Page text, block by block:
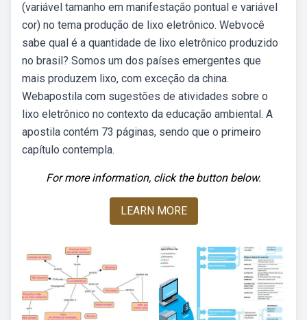
(variável tamanho em manifestação pontual e variável
cor) no tema produção de lixo eletrônico. Webvocê
sabe qual é a quantidade de lixo eletrônico produzido
no brasil? Somos um dos países emergentes que
mais produzem lixo, com exceção da china.
Webapostila com sugestões de atividades sobre o
lixo eletrônico no contexto da educação ambiental. A
apostila contém 73 páginas, sendo que o primeiro
capítulo contempla.
For more information, click the button below.
LEARN MORE